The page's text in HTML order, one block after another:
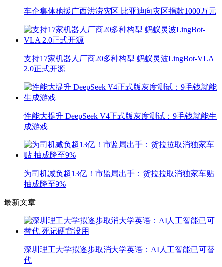
车企集体驰援广西洪涝灾区 比亚迪向灾区捐款1000万元
支持17家机器人厂商20多种构型 蚂蚁灵波LingBot-VLA
2.0正式开源
性能大提升 DeepSeek V4正式版灰度测试：9毛钱就能生
成游戏
为司机减负超13亿！市监局出手：货拉拉取消独家车贴
抽成降至9%
最新文章
深圳理工大学拟逐步取消大学英语：AI人工智能已可替
代